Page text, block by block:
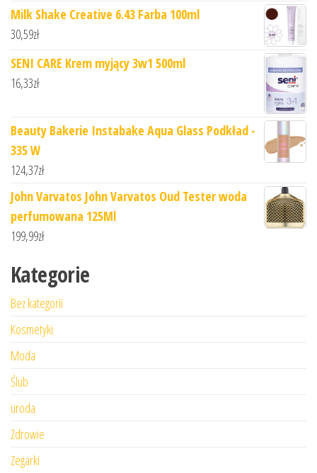
Milk Shake Creative 6.43 Farba 100ml
30,59zł
SENI CARE Krem myjący 3w1 500ml
16,33zł
Beauty Bakerie Instabake Aqua Glass Podkład -
335 W
124,37zł
John Varvatos John Varvatos Oud Tester woda
perfumowana 125Ml
199,99zł
Kategorie
Bez kategorii
Kosmetyki
Moda
Ślub
uroda
Zdrowie
Zegarki